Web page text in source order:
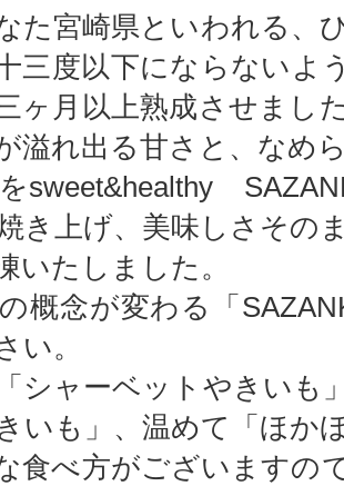
た宮崎県といわれる、
三度以下にならないよ
ヶ月以上熟成させまし
溢れ出る甘さと、なめ
sweet&healthy
き上げ、美味しさその
いたしました。
概念が変わる「
い。
シャーベットやきいも
いも」、温めて「ほか
食べ方がございますの